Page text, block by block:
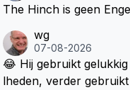
The Hinch is geen
wg
07-08-2026
😂 Hij gebruikt
lheden, verder